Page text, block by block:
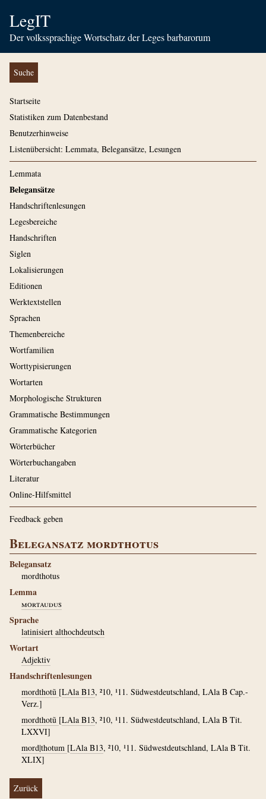
LegIT
Der volkssprachige Wortschatz der Leges barbarorum
Suche
Startseite
Statistiken zum Datenbestand
Benutzerhinweise
Listenübersicht: Lemmata, Belegansätze, Lesungen
Lemmata
Belegansätze
Handschriftenlesungen
Legesbereiche
Handschriften
Siglen
Lokalisierungen
Editionen
Werktextstellen
Sprachen
Themenbereiche
Wortfamilien
Worttypisierungen
Wortarten
Morphologische Strukturen
Grammatische Bestimmungen
Grammatische Kategorien
Wörterbücher
Wörterbuchangaben
Literatur
Online-Hilfsmittel
Feedback geben
Belegansatz mordthotus
Belegansatz
mordthotus
Lemma
mortaudus
Sprache
latinisiert althochdeutsch
Wortart
Adjektiv
Handschriftenlesungen
mordthotũ [LAla B13, ²10, ¹11. Südwestdeutschland, LAla B Cap.-
Verz.]
mordthotũ [LAla B13, ²10, ¹11. Südwestdeutschland, LAla B Tit.
LXXVI]
mord|thotum [LAla B13, ²10, ¹11. Südwestdeutschland, LAla B Tit.
XLIX]
Zurück